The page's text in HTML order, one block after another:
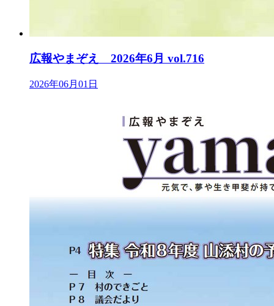
広報やまぞえ 2026年6月 vol.716
2026年06月01日